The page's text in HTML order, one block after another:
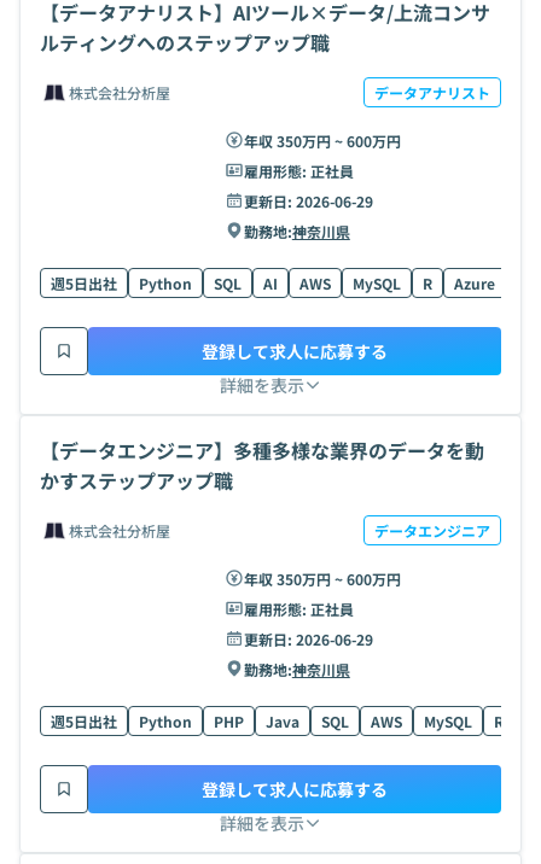
【データアナリスト】AIツール×データ/上流コンサ
ルティングへのステップアップ職
株式会社分析屋 データアナリスト
年収 350万円 ~ 600万円
雇用形態: 正社員
更新日: 2026-06-29
勤務地:神奈川県
週5日出社 Python SQL AI AWS MySQL R Azure
詳細を表示
登録して求人に応募する
【データエンジニア】多種多様な業界のデータを動
かすステップアップ職
株式会社分析屋 データエンジニア
年収 350万円 ~ 600万円
雇用形態: 正社員
更新日: 2026-06-29
勤務地:神奈川県
週5日出社 Python PHP Java SQL AWS MySQL R
詳細を表示
登録して求人に応募する